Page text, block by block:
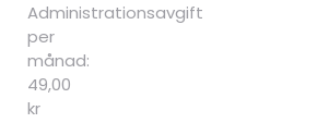
Administrationsavgift
per
månad:
49,00
kr